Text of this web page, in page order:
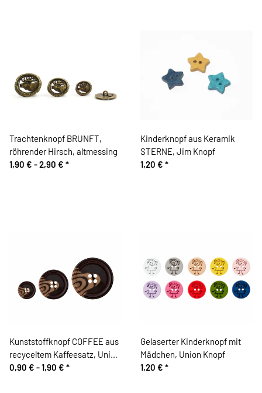
Trachtenknopf BRUNFT,
röhrender Hirsch, altmessing
1,90 € -2,90 € *
Kinderknopf aus Keramik
STERNE, Jim Knopf
1,20 € *
Kunststoffknopf COFFEE aus
recyceltem Kaffeesatz, Union
Knopf
0,90 € -1,90 € *
Gelaserter Kinderknopf mit
Mädchen, Union Knopf
1,20 € *